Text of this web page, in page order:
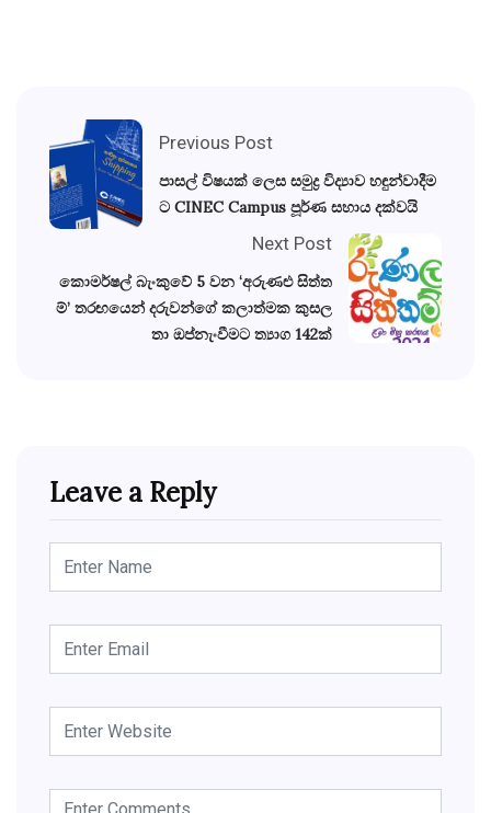
Previous Post
පාසල් විෂයක් ලෙස සමුද්‍ර විද්‍යාව හඳුන්වාදීම
ට CINEC Campus පූර්ණ සහාය දක්වයි
Next Post
කොමර්ෂල් බැංකුවේ 5 වන ‘අරුණළු සිත්ත
ම්’ තරඟයෙන් දරුවන්ගේ කලාත්මක කුසල
තා ඔප්නැංවීමට ත්‍යාග 142ක්
Leave a Reply